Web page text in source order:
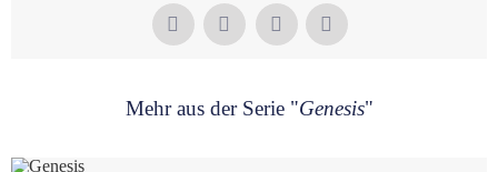
Mehr aus der Serie "Genesis"